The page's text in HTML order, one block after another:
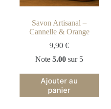
Savon Artisanal –
Cannelle & Orange
9,90€
Note5.00 sur 5
Ajouter au
panier